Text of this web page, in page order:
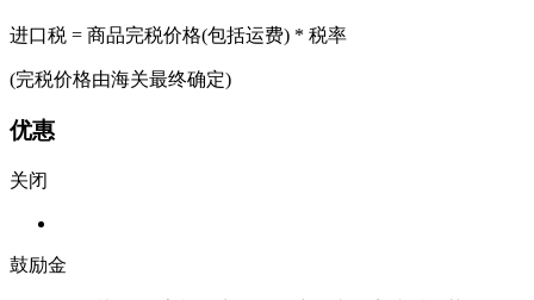
进口税 = 商品完税价格(包括运费) * 税率
(完税价格由海关最终确定)
优惠
关闭
鼓励金